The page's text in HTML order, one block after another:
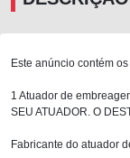
Este anúncio contém
1 Atuador de
SEU ATUADOR. O
Fabricante do atuador